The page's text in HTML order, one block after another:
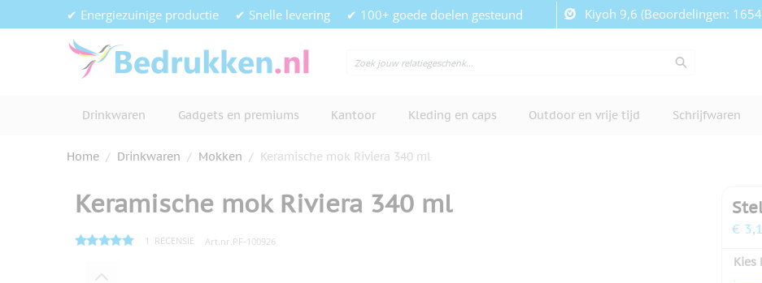
Ga naar de inhoud✔ Energiezuinige productie ✔ Snelle levering ✔ 100+ goede doelen gesteund Kiyoh 9,6 (Beoordelingen:
Drinkwaren Gadgets en premiums Kantoor Kleding en caps Outdoor en vrije tijd Schrijfwaren
Home / Drinkwaren / Mokken / Keramische mok Riviera 340 ml
Keramische mok Riviera 340 ml
1 RECENSIE Art.nr.PF-100926
€
Kies